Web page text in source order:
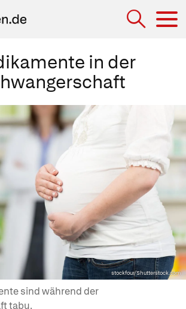
in der
stockfour/Shutterstock.com
sind während der
tabu.